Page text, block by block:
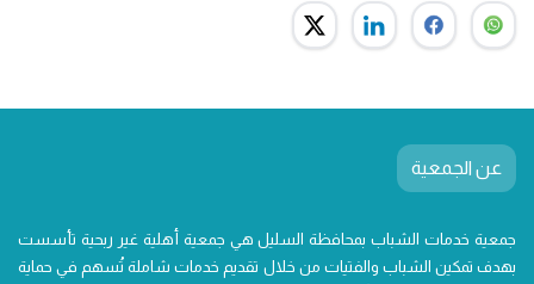
عن الجمعية
جمعية خدمات الشباب بمحافظة السليل هي جمعية أهلية غير ربحية تأسست
بهدف تمكين الشباب والفتيات من خلال تقديم خدمات شاملة تُسهم في حماية